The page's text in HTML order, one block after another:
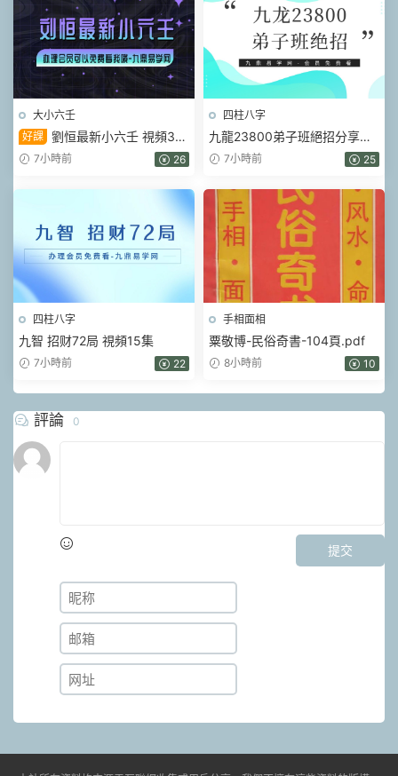
大小六壬
好課 劉恒最新小六壬 視頻36
集 7小時前 26
四柱八字
九龍23800弟子班絕招分享會
視頻6集
7小時前 25
四柱八字
九智 招财72局 視頻15集
7小時前 22
手相面相
粟敬博-民俗奇書-104頁.pdf
8小時前 10
評論 0
提交